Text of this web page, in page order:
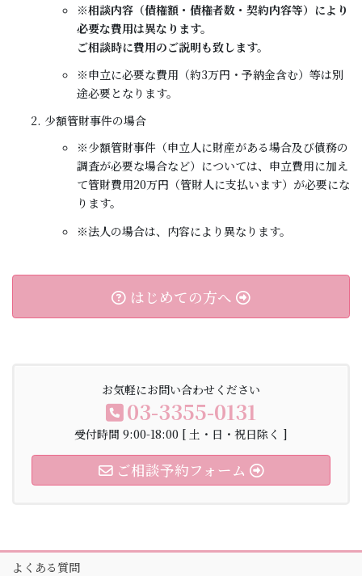
※相談内容（債権額・債権者数・契約内容等）により
必要な費用は異なります。
ご相談時に費用のご説明も致します。
※申立に必要な費用（約3万円・予納金含む）等は別
途必要となります。
少額管財事件の場合
※少額管財事件（申立人に財産がある場合及び債務の
調査が必要な場合など）については、申立費用に加え
て管財費用20万円（管財人に支払います）が必要にな
ります。
※法人の場合は、内容により異なります。
はじめての方へ
お気軽にお問い合わせください
03-3355-0131
受付時間 9:00-18:00 [ 土・日・祝日除く ]
ご相談予約フォーム
よくある質問